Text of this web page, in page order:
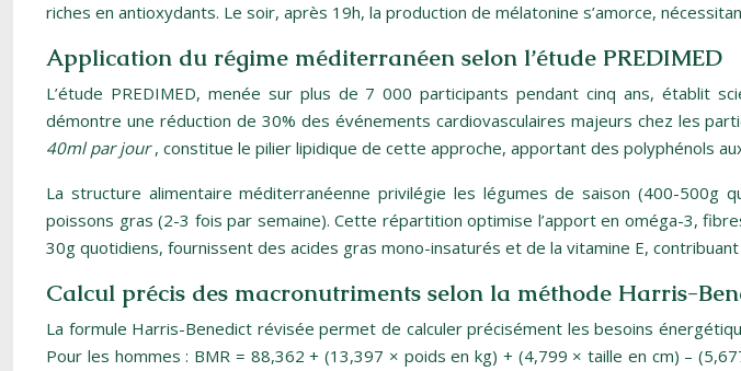
riches en antioxydants. Le soir, après 19h, la production de mélatonine s’amorce,
Application du régime méditerranéen selon l’étude PREDIMED
L’étude PREDIMED, menée sur plus de 7 000 participants pendant cinq ans, établit
démontre une réduction de 30% des événements cardiovasculaires majeurs chez les
40ml par jour, constitue le pilier lipidique de cette approche, apportant des polyphénols
La structure alimentaire méditerranéenne privilégie les légumes de saison (400-500g
poissons gras (2-3 fois par semaine). Cette répartition optimise l’apport en oméga-3,
30g quotidiens, fournissent des acides gras mono-insaturés et de la vitamine E,
Calcul précis des macronutriments selon la méthode Harris-
La formule Harris-Benedict révisée permet de calculer précisément les besoins
Pour les hommes : BMR = 88,362 + (13,397 × poids en kg) + (4,799 × taille en cm) –